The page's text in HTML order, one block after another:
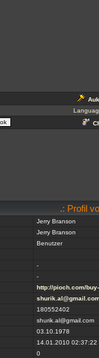
.: Profil
Jerry Branson
Jerry Branson
Benutzer
-
-
http://pioch.com/
180552402
shurik.al@gmail.com
03.10.1978
14.01.2010 02:37:22
0